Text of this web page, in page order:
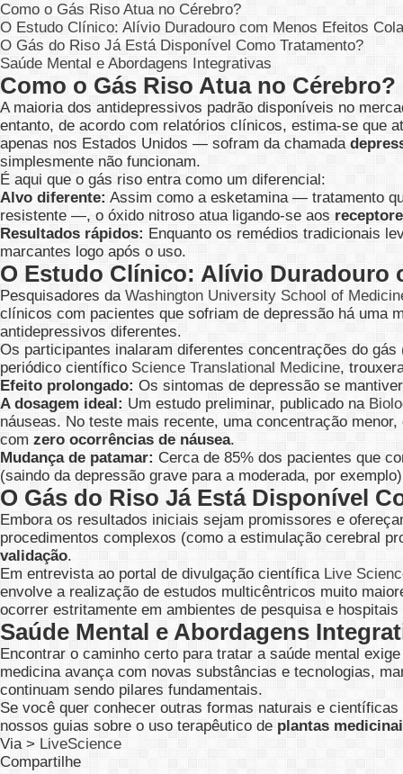
Como o Gás Riso Atua no Cérebro?
O Estudo Clínico: Alívio Duradouro com Menos Efeitos
O Gás do Riso Já Está Disponível Como Tratamento?
Saúde Mental e Abordagens Integrativas
Como o Gás Riso Atua no Cérebro?
A maioria dos antidepressivos padrão disponíveis no
entanto, de acordo com relatórios clínicos, estima-se que
apenas nos Estados Unidos — sofram da chamada
simplesmente não funcionam.
É aqui que o gás riso entra como um diferencial:
Alvo diferente: Assim como a esketamina — tratamento
resistente —, o óxido nitroso atua ligando-se aos
Resultados rápidos: Enquanto os remédios tradicionais
marcantes logo após o uso.
O Estudo Clínico: Alívio Duradouro
Pesquisadores da Washington University School of
clínicos com pacientes que sofriam de depressão há uma
antidepressivos diferentes.
Os participantes inalaram diferentes concentrações do
periódico científico Science Translational Medicine,
Efeito prolongado: Os sintomas de depressão se
A dosagem ideal: Um estudo preliminar, publicado na
náuseas. No teste mais recente, uma concentração
com zero ocorrências de náusea.
Mudança de patamar: Cerca de 85% dos pacientes que
(saindo da depressão grave para a moderada, por
O Gás do Riso Já Está Disponível
Embora os resultados iniciais sejam promissores e
procedimentos complexos (como a estimulação cerebral
validação.
Em entrevista ao portal de divulgação científica Live
envolve a realização de estudos multicêntricos muito
ocorrer estritamente em ambientes de pesquisa e
Saúde Mental e Abordagens
Encontrar o caminho certo para tratar a saúde mental
medicina avança com novas substâncias e tecnologias,
continuam sendo pilares fundamentais.
Se você quer conhecer outras formas naturais e
nossos guias sobre o uso terapêutico de plantas
Via > LiveScience
Compartilhe